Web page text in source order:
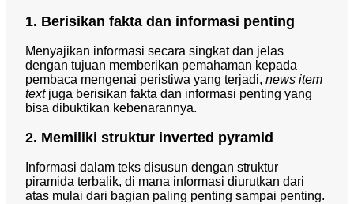
1. Berisikan fakta dan informasi penting
Menyajikan informasi secara singkat dan jelas
dengan tujuan memberikan pemahaman kepada
pembaca mengenai peristiwa yang terjadi, news item
text juga berisikan fakta dan informasi penting yang
bisa dibuktikan kebenarannya.
2. Memiliki struktur inverted pyramid
Informasi dalam teks disusun dengan struktur
piramida terbalik, di mana informasi diurutkan dari
atas mulai dari bagian paling penting sampai penting.